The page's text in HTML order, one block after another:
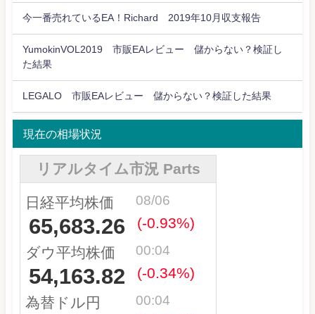
今一番売れているEA！Richard 2019年10月収支報告
YumokinVOL2019 市販EAレビュー 儲からない？検証し
た結果
LEGALO 市販EAレビュー 儲からない？検証した結果
現在の相場状況